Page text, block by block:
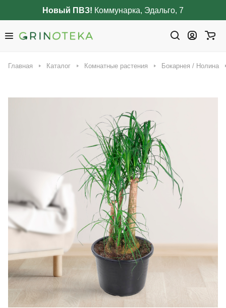
Новый ПВЗ! Коммунарка, Эдальго, 7
Главная Каталог Комнатные растения Бокарнея / Нолина